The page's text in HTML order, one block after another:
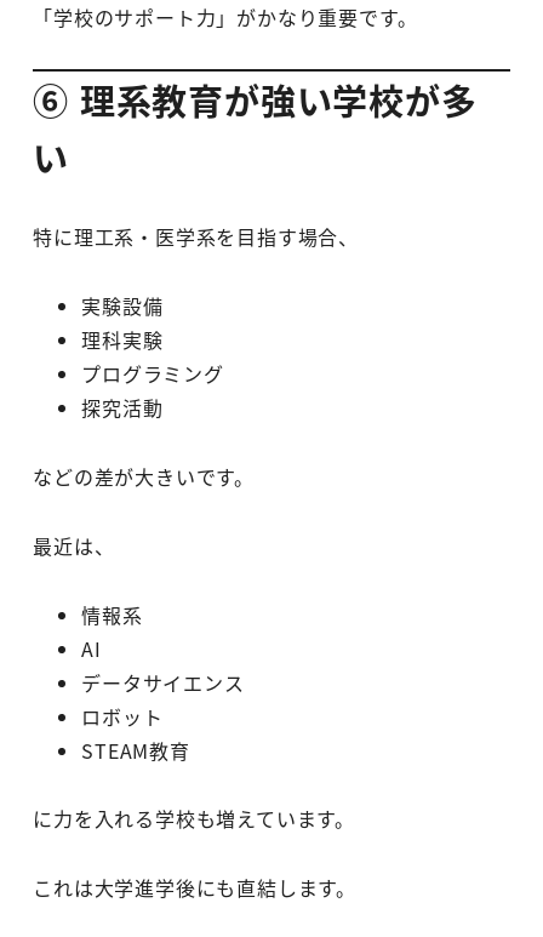
「学校のサポート力」がかなり重要です。
⑥ 理系教育が強い学校が多
い
特に理工系・医学系を目指す場合、
実験設備
理科実験
プログラミング
探究活動
などの差が大きいです。
最近は、
情報系
AI
データサイエンス
ロボット
STEAM教育
に力を入れる学校も増えています。
これは大学進学後にも直結します。